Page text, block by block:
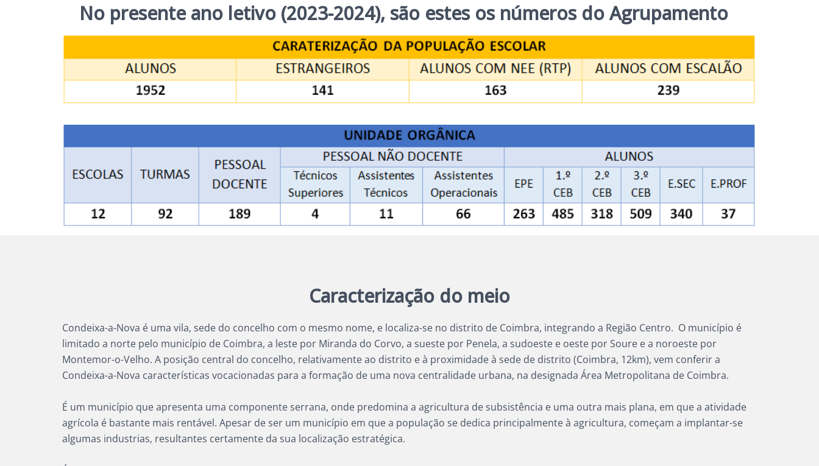
No presente ano letivo (2023-2024), são estes os números do Agrupamento
Caracterização do meio
Condeixa-a-Nova é uma vila, sede do concelho com o mesmo nome, e localiza-se no distrito de Coimbra, integrando a Região Centro. O município é
limitado a norte pelo município de Coimbra, a leste por Miranda do Corvo, a sueste por Penela, a sudoeste e oeste por Soure e a noroeste por
Montemor-o-Velho. A posição central do concelho, relativamente ao distrito e à proximidade à sede de distrito (Coimbra, 12km), vem conferir a
Condeixa-a-Nova características vocacionadas para a formação de uma nova centralidade urbana, na designada Área Metropolitana de Coimbra.
É um município que apresenta uma componente serrana, onde predomina a agricultura de subsistência e uma outra mais plana, em que a atividade
agrícola é bastante mais rentável. Apesar de ser um município em que a população se dedica principalmente à agricultura, começam a implantar-se
algumas industrias, resultantes certamente da sua localização estratégica.